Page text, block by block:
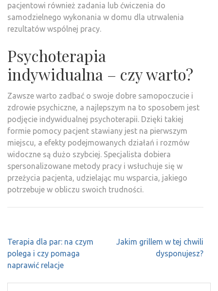
pacjentowi również zadania lub ćwiczenia do
samodzielnego wykonania w domu dla utrwalenia
rezultatów wspólnej pracy.
Psychoterapia
indywidualna – czy warto?
Zawsze warto zadbać o swoje dobre samopoczucie i
zdrowie psychiczne, a najlepszym na to sposobem jest
podjęcie indywidualnej psychoterapii. Dzięki takiej
formie pomocy pacjent stawiany jest na pierwszym
miejscu, a efekty podejmowanych działań i rozmów
widoczne są dużo szybciej. Specjalista dobiera
spersonalizowane metody pracy i wsłuchuje się w
przeżycia pacjenta, udzielając mu wsparcia, jakiego
potrzebuje w obliczu swoich trudności.
Nawigacja
wpisu
Terapia dla par: na czym
polega i czy pomaga
naprawić relacje
Jakim grillem w tej chwili
dysponujesz?